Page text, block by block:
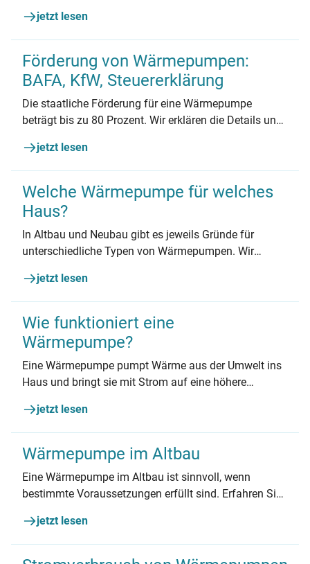
jetzt lesen
Förderung von Wärmepumpen:
BAFA, KfW, Steuererklärung
Die staatliche Förderung für eine Wärmepumpe
beträgt bis zu 80 Prozent. Wir erklären die Details und
Baumaßnahmen
jetzt lesen
Welche Wärmepumpe für welches
Haus?
In Altbau und Neubau gibt es jeweils Gründe für
unterschiedliche Typen von Wärmepumpen. Wir
Dämmung, Heizkörper, Platzbedarf.
jetzt lesen
Wie funktioniert eine
Wärmepumpe?
Eine Wärmepumpe pumpt Wärme aus der Umwelt ins
Haus und bringt sie mit Strom auf eine höhere
erfahren Sie in diesem Artikel.
jetzt lesen
Wärmepumpe im Altbau
Eine Wärmepumpe im Altbau ist sinnvoll, wenn
bestimmte Voraussetzungen erfüllt sind. Erfahren Sie,
Wärmepumpenart am besten für alte Gebäude
geeignet ist.
jetzt lesen